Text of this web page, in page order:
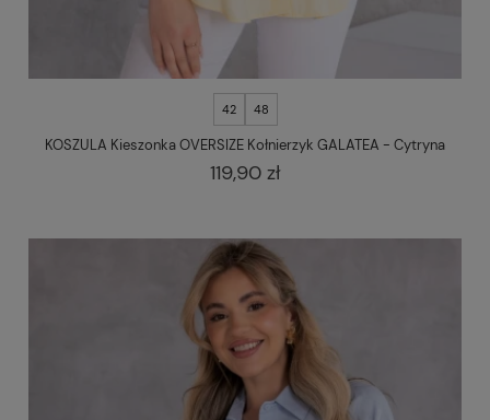
42 48
KOSZULA Kieszonka OVERSIZE Kołnierzyk GALATEA - Cytryna
119,90 zł